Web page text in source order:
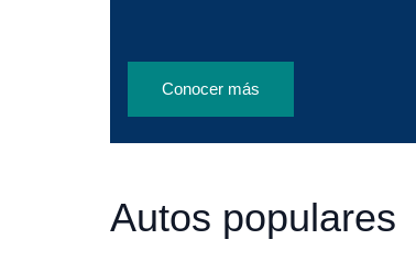
Conocer más
Autos populares